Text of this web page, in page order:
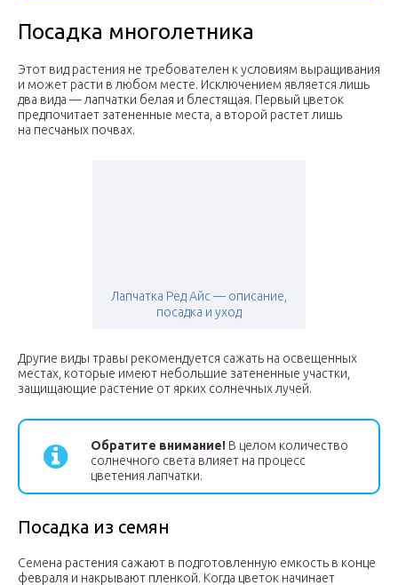
Посадка многолетника
Этот вид растения не требователен к условиям выращивания
и может расти в любом месте. Исключением является лишь
два вида — лапчатки белая и блестящая. Первый цветок
предпочитает затененные места, а второй растет лишь
на песчаных почвах.
Лапчатка Ред Айс — описание,
посадка и уход
Другие виды травы рекомендуется сажать на освещенных
местах, которые имеют небольшие затененные участки,
защищающие растение от ярких солнечных лучей.
Обратите внимание! В целом количество
солнечного света влияет на процесс
цветения лапчатки.
Посадка из семян
Семена растения сажают в подготовленную емкость в конце
февраля и накрывают пленкой. Когда цветок начинает